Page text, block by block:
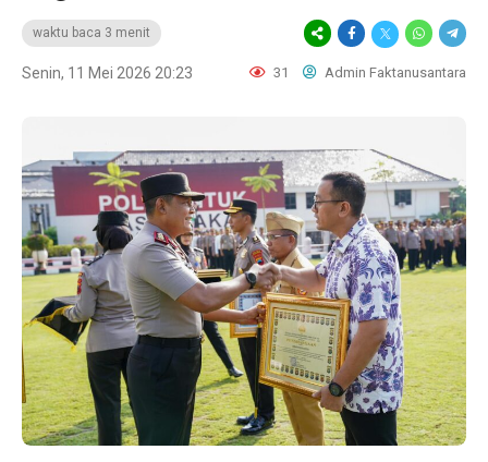
waktu baca 3 menit
Senin, 11 Mei 2026 20:23 31 Admin Faktanusantara